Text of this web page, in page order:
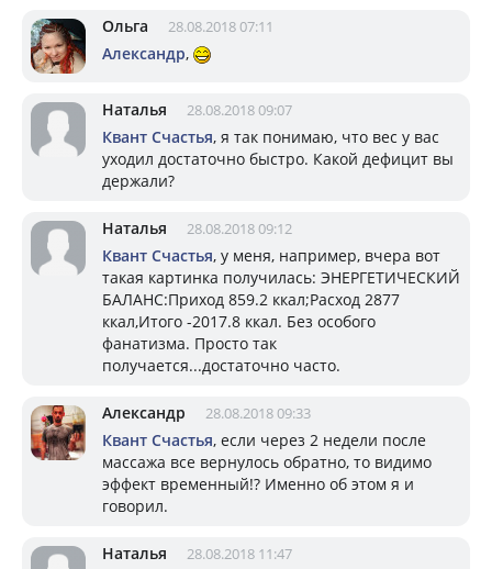
Ольга 28.08.2018 07:11
Александр,
Наталья 28.08.2018 09:07
Квант Счастья, я так понимаю, что вес у вас
уходил достаточно быстро. Какой дефицит вы
держали?
Наталья 28.08.2018 09:12
Квант Счастья, у меня, например, вчера вот
такая картинка получилась: ЭНЕРГЕТИЧЕСКИЙ
БАЛАНС:Приход 859.2 ккал;Расход 2877
ккал,Итого -2017.8 ккал. Без особого
фанатизма. Просто так
получается...достаточно часто.
Александр 28.08.2018 09:33
Квант Счастья, если через 2 недели после
массажа все вернулось обратно, то видимо
эффект временный!? Именно об этом я и
говорил.
Наталья 28.08.2018 11:47